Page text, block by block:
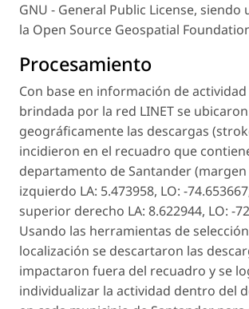
GNU - General Public License,
la Open Source Geospatial
Procesamiento
Con base en información de
brindada por la red LINET se ubicaron
geográficamente las descargas
incidieron en el recuadro que
departamento de Santander
izquierdo LA: 5.473958, LO: -
superior derecho LA: 8.622944, LO: -
Usando las herramientas de
localización se descartaron las
impactaron fuera del recuadro y se
individualizar la actividad dentro del